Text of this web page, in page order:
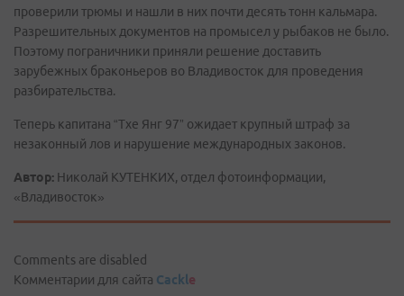
проверили трюмы и нашли в них почти десять тонн кальмара.
Разрешительных документов на промысел у рыбаков не было.
Поэтому пограничники приняли решение доставить
зарубежных браконьеров во Владивосток для проведения
разбирательства.
Теперь капитана “Тхе Янг 97” ожидает крупный штраф за
незаконный лов и нарушение международных законов.
Автор: Николай КУТЕНКИХ, отдел фотоинформации,
«Владивосток»
Comments are disabled
Комментарии для сайта Cackle